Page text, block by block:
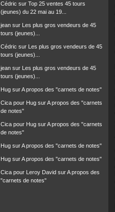
Cédric sur Top 25 ventes 45 tours
(jeunes) du 22 mai au 19...
jean sur Les plus gros vendeurs de 45
tours (jeunes)...
Cédric sur Les plus gros vendeurs de 45
tours (jeunes)...
jean sur Les plus gros vendeurs de 45
tours (jeunes)...
Hug surA propos des "carnets de notes"
Cica pour Hug surA propos des "carnets
de notes"
Cica pour Hug surA propos des "carnets
de notes"
Hug surA propos des "carnets de notes"
Hug surA propos des "carnets de notes"
Cica pour Leroy David surA propos des
"carnets de notes"